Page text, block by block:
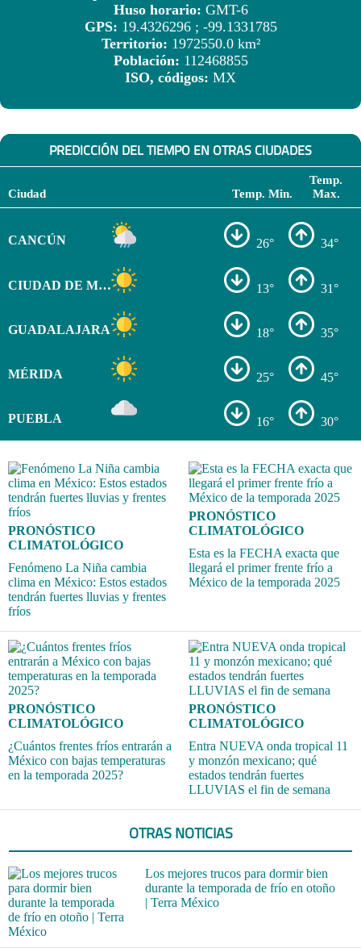
Huso horario: GMT-6
GPS: 19.4326296 ; -99.1331785
Territorio: 1972550.0 km²
Población: 112468855
ISO, códigos: MX
PREDICCIÓN DEL TIEMPO EN OTRAS CIUDADES
Ciudad Temp. Min.
Temp.
Max.
CANCÚN 26° 34°
CIUDAD DE MÉXICO 13° 31°
GUADALAJARA 18° 35°
MÉRIDA 25° 45°
PUEBLA 16° 30°
PRONÓSTICO
CLIMATOLÓGICO
Fenómeno La Niña cambia
clima en México: Estos estados
tendrán fuertes lluvias y frentes
fríos
PRONÓSTICO
CLIMATOLÓGICO
Esta es la FECHA exacta que
llegará el primer frente frío a
México de la temporada 2025
PRONÓSTICO
CLIMATOLÓGICO
¿Cuántos frentes fríos entrarán a
México con bajas temperaturas
en la temporada 2025?
PRONÓSTICO
CLIMATOLÓGICO
Entra NUEVA onda tropical 11
y monzón mexicano; qué
estados tendrán fuertes
LLUVIAS el fin de semana
OTRAS NOTICIAS
Los mejores trucos para dormir bien
durante la temporada de frío en otoño
| Terra México